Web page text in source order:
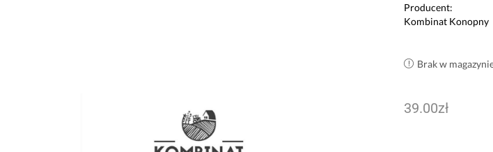
Producent:
Kombinat Konopny
Brak w
39.00zł